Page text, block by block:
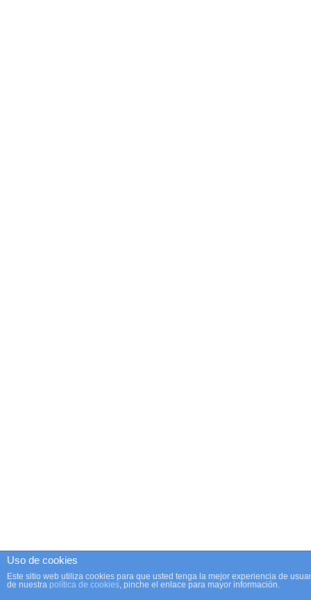
Uso de cookies
Este sitio web utiliza cookies para que usted tenga la mejor experiencia de
de nuestra política de cookies, pinche el enlace para mayor información.